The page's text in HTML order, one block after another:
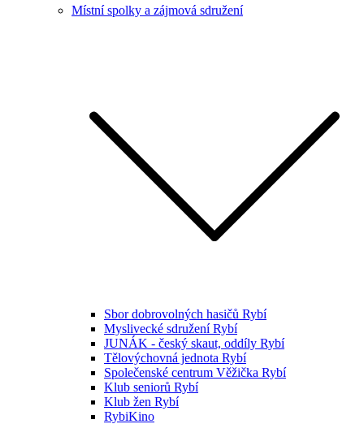
Místní spolky a zájmová sdružení
Sbor dobrovolných hasičů Rybí
Myslivecké sdružení Rybí
JUNÁK - český skaut, oddíly Rybí
Tělovýchovná jednota Rybí
Společenské centrum Věžička Rybí
Klub seniorů Rybí
Klub žen Rybí
RybiKino